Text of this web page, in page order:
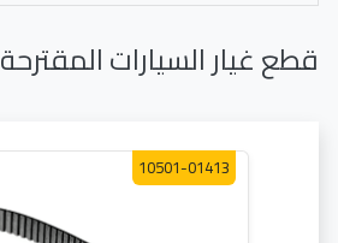
قطع غيار السيارات المقترحة
10501-01413